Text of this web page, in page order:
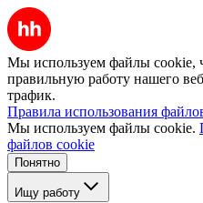
Мы используем файлы cookie,
правильную работу нашего
трафик.
Правила использования
Мы используем файлы cookie.
файлов cookie
Понятно
Ищу работу